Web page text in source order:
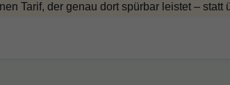
Tarif, der genau dort spürbar leistet –